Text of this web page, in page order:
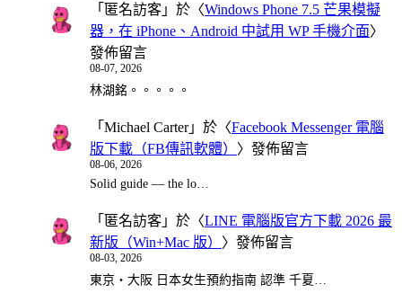
「 匿名訪客 」於〈Windows Phone 7.5 芒果模擬
器，在 iPhone、Android 中試用 WP 手機介面〉
發佈留言
08-07, 2026
林湖銘。。。。。
「 Michael Carter」於〈Facebook Messenger 電腦
版下載（FB傳訊軟體）
〉發佈留言
08-06, 2026
Solid guide — the lo…
「 匿名訪客 」於〈LINE 電腦版官方下載 2026 最
新版（Win+Mac 版） 〉發佈留言
08-03, 2026
東京・大阪 日本女生預約指南 認準 千夏…